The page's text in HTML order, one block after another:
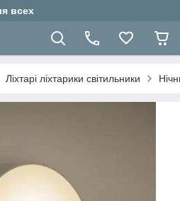
всех
Ліхтарі ліхтарики світильники